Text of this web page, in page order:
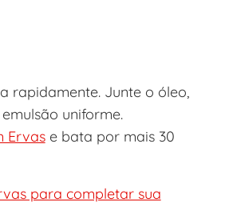
rapidamente. Junte o óleo,
uniforme.
Ervase bata por mais 30
para completar sua